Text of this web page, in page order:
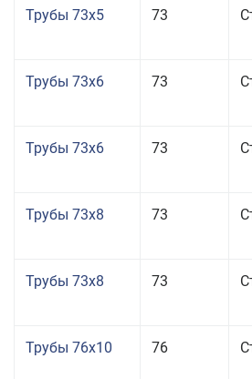
Трубы 73x5 73
Трубы 73x6 73
Трубы 73x6 73
Трубы 73x8 73
Трубы 73x8 73
Трубы 76x10 76